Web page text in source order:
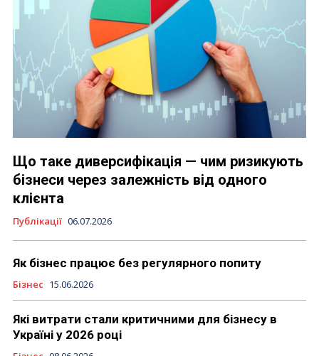
Що таке диверсифікація — чим ризикують
бізнеси через залежність від одного
клієнта
Публікації 06.07.2026
Як бізнес працює без регулярного попиту
Бізнес 15.06.2026
Які витрати стали критичними для бізнесу в
Україні у 2026 році